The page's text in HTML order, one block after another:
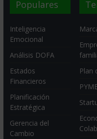
Populares
Inteligencia
Emocional
Análisis DOFA
Estados
Financieros
Planificación
Estratégica
Gerencia del
Cambio
Plan